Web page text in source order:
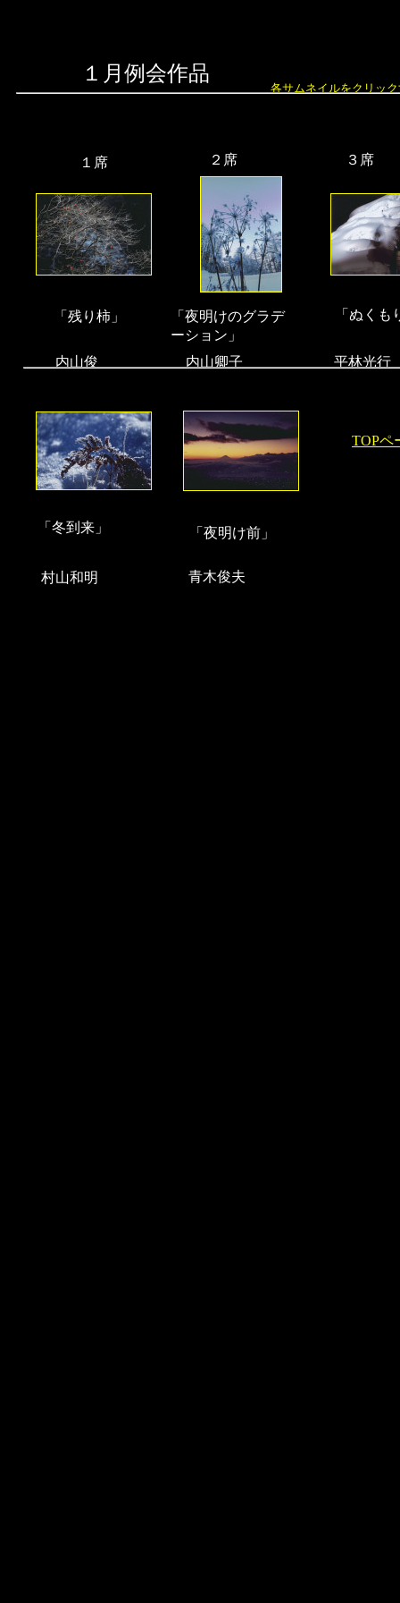
各サムネイルをクリッ
１月例会作品
３席
２席
１席
「残り柿」
「夜明けのグラデ
ーション」
「ぬくも
「冬到来」 「夜明け前」
内山俊 内山卿子 平林光行
村山和明 青木俊夫
TOPペ